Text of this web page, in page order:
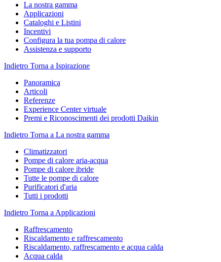
La nostra gamma
Applicazioni
Cataloghi e Listini
Incentivi
Configura la tua pompa di calore
Assistenza e supporto
Indietro Torna a Ispirazione
Panoramica
Articoli
Referenze
Experience Center virtuale
Premi e Riconoscimenti dei prodotti Daikin
Indietro Torna a La nostra gamma
Climatizzatori
Pompe di calore aria-acqua
Pompe di calore ibride
Tutte le pompe di calore
Purificatori d'aria
Tutti i prodotti
Indietro Torna a Applicazioni
Raffrescamento
Riscaldamento e raffrescamento
Riscaldamento, raffrescamento e acqua calda
Acqua calda